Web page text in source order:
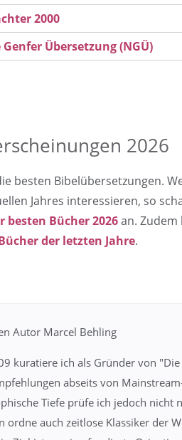
2000
Genfer Übersetzung (NGÜ)
2026
besten Bibelübersetzungen.
Jahres interessieren, so
besten Bücher 2026an. Zudem
der letzten Jahre.
Autor Marcel Behling
kuratiere ich als Gründer von
abseits von
Tiefe prüfe ich jedoch nicht
ordne auch zeitlose Klassiker der